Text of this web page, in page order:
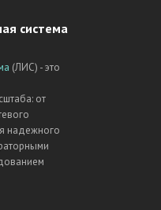
система
(ЛИС) - это
от
надежного